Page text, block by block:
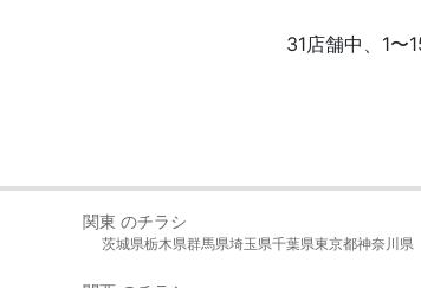
31店舗中、1〜
関東 のチラシ
茨城県栃木県群馬県埼玉県千葉県東京都神奈川県